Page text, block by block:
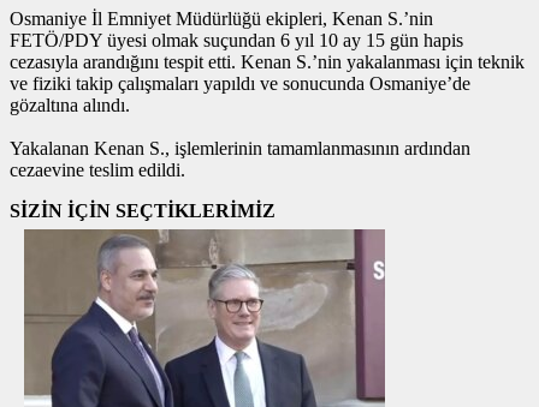
Osmaniye İl Emniyet Müdürlüğü ekipleri, Kenan S.’nin
FETÖ/PDY üyesi olmak suçundan 6 yıl 10 ay 15 gün hapis
cezasıyla arandığını tespit etti. Kenan S.’nin yakalanması için teknik
ve fiziki takip çalışmaları yapıldı ve sonucunda Osmaniye’de
gözaltına alındı.
Yakalanan Kenan S., işlemlerinin tamamlanmasının ardından
cezaevine teslim edildi.
SİZİN İÇİN SEÇTİKLERİMİZ